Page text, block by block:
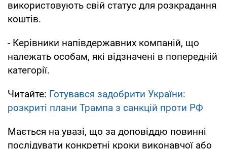
використовують свій статус для розкрадання
коштів.
- Керівники напівдержавних компаній, що
належать особам, які відзначені в попередній
категорії.
Читайте: Готувався задобрити України:
розкриті плани Трампа з санкцій проти РФ
Мається на увазі, що за доповіддю повинні
послідувати конкретні кроки виконавчої або